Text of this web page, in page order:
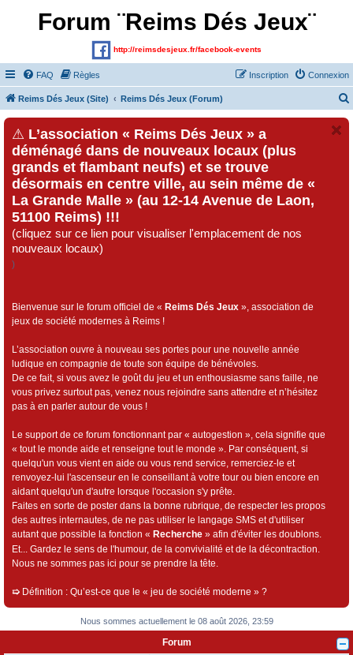
Forum ¨Reims Dés Jeux¨
http://reimsdesjeux.fr/facebook-events
FAQ Règles Connexion
Inscription
Reims Dés Jeux (Site) Reims Dés Jeux (Forum)
⚠ L’association « Reims Dés Jeux » a
déménagé dans de nouveaux locaux (plus
grands et flambant neufs) et se trouve
désormais en centre ville, au sein même de «
La Grande Malle » (au 12-14 Avenue de Laon,
51100 Reims) !!!
(cliquez sur ce lien pour visualiser l'emplacement de nos
nouveaux locaux)
)
Bienvenue sur le forum officiel de « Reims Dés Jeux », association de
jeux de société modernes à Reims !
L’association ouvre à nouveau ses portes pour une nouvelle année
ludique en compagnie de toute son équipe de bénévoles.
De ce fait, si vous avez le goût du jeu et un enthousiasme sans faille, ne
vous privez surtout pas, venez nous rejoindre sans attendre et n’hésitez
pas à en parler autour de vous !
Le support de ce forum fonctionnant par « autogestion », cela signifie que
« tout le monde aide et renseigne tout le monde ». Par conséquent, si
quelqu'un vous vient en aide ou vous rend service, remerciez-le et
renvoyez-lui l'ascenseur en le conseillant à votre tour ou bien encore en
aidant quelqu'un d'autre lorsque l'occasion s'y prête.
Faites en sorte de poster dans la bonne rubrique, de respecter les propos
des autres internautes, de ne pas utiliser le langage SMS et d'utiliser
autant que possible la fonction « Recherche » afin d'éviter les doublons.
Et... Gardez le sens de l'humour, de la convivialité et de la décontraction.
Nous ne sommes pas ici pour se prendre la tête.
➯ Définition : Qu’est-ce que le « jeu de société moderne » ?
Nous sommes actuellement le 08 août 2026, 23:59
Forum